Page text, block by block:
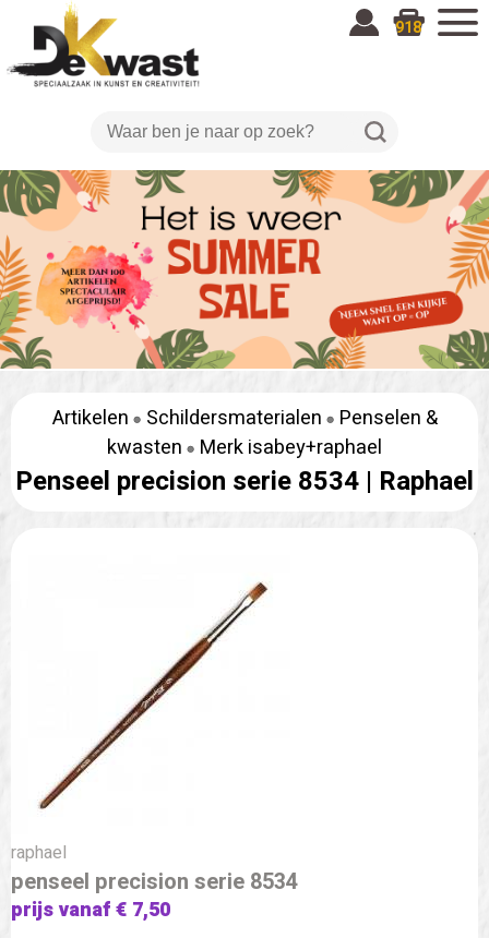
918
Artikelen Schildersmaterialen
Penselen &
kwasten
Merk isabey+raphael
Penseel precision serie 8534 | Raphael
raphael
penseel precision serie 8534
prijs vanaf € 7,50